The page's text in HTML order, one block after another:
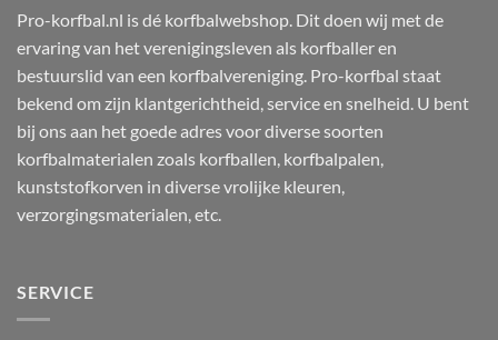
Pro-korfbal.nl is dé korfbalwebshop. Dit doen wij met de
ervaring van het verenigingsleven als korfballer en
bestuurslid van een korfbalvereniging. Pro-korfbal staat
bekend om zijn klantgerichtheid, service en snelheid. U bent
bij ons aan het goede adres voor diverse soorten
korfbalmaterialen zoals korfballen, korfbalpalen,
kunststofkorven in diverse vrolijke kleuren,
verzorgingsmaterialen, etc.
SERVICE